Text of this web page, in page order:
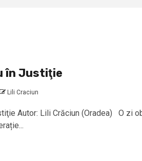
în Justiţie
Lili Craciun
Autor: Lili Crăciun (Oradea) O zi